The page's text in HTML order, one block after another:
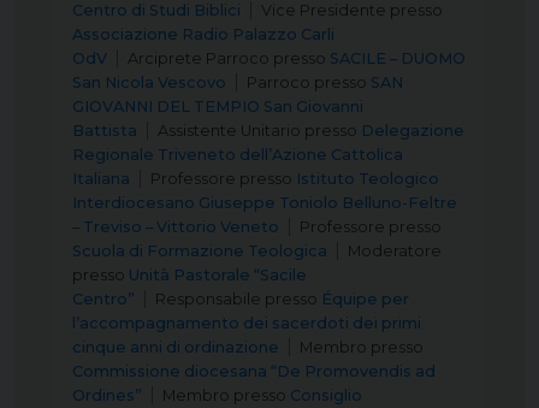
Centro di Studi Biblici
Vice Presidente presso
Associazione Radio Palazzo Carli
OdV
Arciprete Parroco presso SACILE – DUOMO
San Nicola Vescovo
Parroco presso SAN
GIOVANNI DEL TEMPIO San Giovanni
Battista
Assistente Unitario presso Delegazione
Regionale Triveneto dell’Azione Cattolica
Italiana
Professore presso Istituto Teologico
Interdiocesano Giuseppe Toniolo Belluno-Feltre
– Treviso – Vittorio Veneto
Professore presso
Scuola di Formazione Teologica
Moderatore
presso Unità Pastorale “Sacile
Centro”
Responsabile presso Équipe per
l’accompagnamento dei sacerdoti dei primi
cinque anni di ordinazione
Membro presso
Commissione diocesana “De Promovendis ad
Ordines”
Membro presso Consiglio